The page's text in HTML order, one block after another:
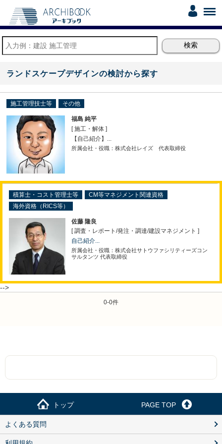
ランドスケープデザインの検討から探す
施工管理技士等 その他
福島 純平
[ 施工・解体 ]
【自己紹介】...
所属会社・役職：株式会社レイズ 代表取締役
積算士・コスト管理士等
CM等マネジメント関連資格
海外資格（RICS等）
佐藤 隆良
[ 調査・レポート/発注・調達/建設マネジメント ]
自己紹介...
所属会社・役職：株式会社サトウファシリティーズコン
サルタンツ 代表取締役
-->
0-0件
トップ PAGE TOP
よくある質問